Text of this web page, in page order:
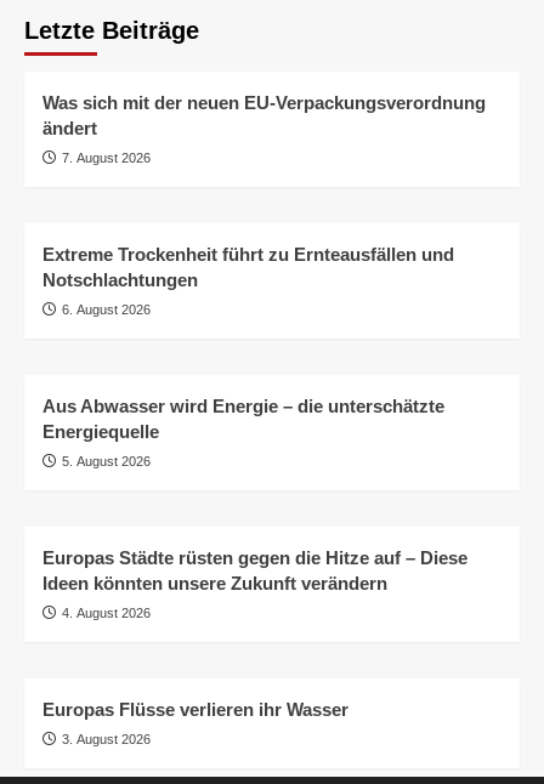
Letzte Beiträge
Was sich mit der neuen EU-Verpackungsverordnung
ändert
7. August 2026
Extreme Trockenheit führt zu Ernteausfällen und
Notschlachtungen
6. August 2026
Aus Abwasser wird Energie – die unterschätzte
Energiequelle
5. August 2026
Europas Städte rüsten gegen die Hitze auf – Diese
Ideen könnten unsere Zukunft verändern
4. August 2026
Europas Flüsse verlieren ihr Wasser
3. August 2026